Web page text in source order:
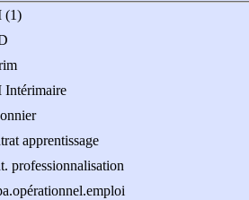
(1)
Intérimaire
apprentissage
professionnalisation